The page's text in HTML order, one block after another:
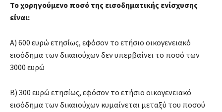
Το χορηγούμενο ποσό της εισοδηματικής ενίσχυσης
είναι:
Α) 600 ευρώ ετησίως, εφόσον το ετήσιο οικογενειακό
εισόδημα των δικαιούχων δεν υπερβαίνει το ποσό των
3000 ευρώ
Β) 300 ευρώ ετησίως, εφόσον το ετήσιο οικογενειακό
εισόδημα των δικαιούχων κυμαίνεται μεταξύ του ποσού